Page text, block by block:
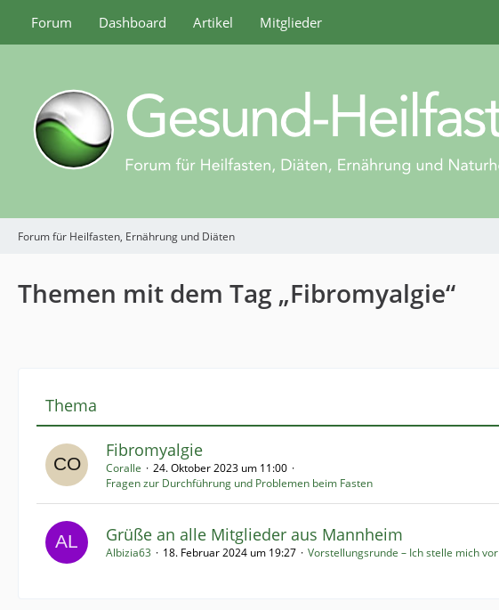
Forum Dashboard Artikel Mitglieder
Forum für Heilfasten, Ernährung und Diäten
Themen mit dem Tag „Fibromyalgie“
Thema
Fibromyalgie
Coralle
24. Oktober 2023 um 11:00
Fragen zur Durchführung und Problemen beim Fasten
Grüße an alle Mitglieder aus Mannheim
Albizia63 18. Februar 2024 um 19:27 Vorstellungsrunde – Ich stelle mich vor